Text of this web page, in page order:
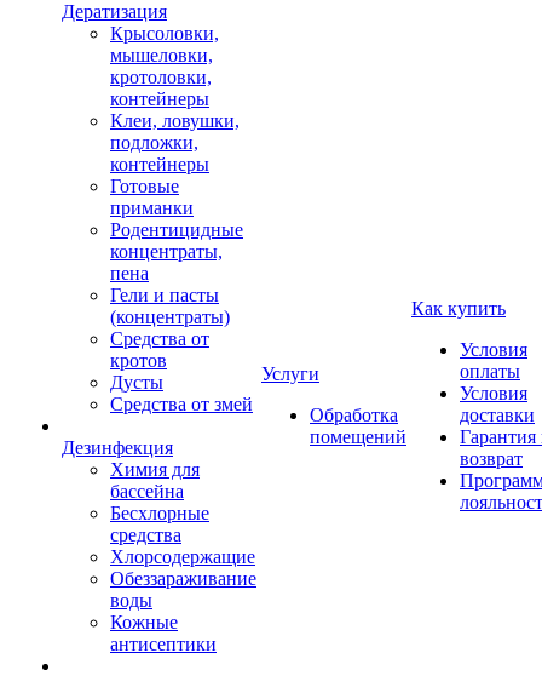
Дератизация
Крысоловки,
мышеловки,
кротоловки,
контейнеры
Клеи, ловушки,
подложки,
контейнеры
Готовые
приманки
Родентицидные
концентраты,
пена
Гели и пасты
(концентраты)
Средства от
кротов
Дусты
Средства от змей
Дезинфекция
Химия для
бассейна
Бесхлорные
средства
Хлорсодержащие
Обеззараживание
воды
Кожные
антисептики
Услуги
Обработка
помещений
Как купить
Условия
оплаты
Условия
доставки
Гарантия
возврат